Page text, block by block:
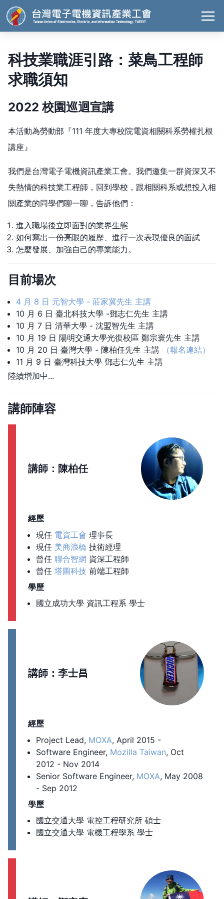
科技業職涯引路：菜鳥工程師
求職須知
2022 校園巡迴宣講
本活動為勞動部『111 年度大專校院電資相關科系勞權扎根
講座』
我們是台灣電子電機資訊產業工會。我們邀集一群資深又不
失熱情的科技業工程師，回到學校，跟相關科系或想投入相
關產業的同學們聊一聊，告訴他們：
進入職場後立即面對的業界生態
如何寫出一份亮眼的履歷、進行一次表現優良的面試
怎麼發展、加強自己的專業能力。
目前場次
4 月 8 日 元智大學 - 莊家冀先生 主講
10 月 6 日 臺北科技大學 -鄧志仁先生 主講
10 月 7 日 清華大學 - 沈盟智先生 主講
10 月 19 日 陽明交通大學光復校區 鄭宗寰先生 主講
10 月 20 日 臺灣大學 - 陳柏任先生 主講
（報名連結）
11 月 9 日 臺灣科技大學 鄧志仁先生 主講
陸續增加中...
講師陣容
講師：陳柏任
經歷
現任 電資工會 理事長
現任 美商浪橋 技術經理
曾任 聯合智網 資深工程師
曾任 塔圖科技 前端工程師
學歷
國立成功大學 資訊工程系 學士
講師：李士昌
經歷
Project Lead, MOXA, April 2015 -
Software Engineer, Mozilla Taiwan, Oct
2012 - Nov 2014
Senior Software Engineer, MOXA, May 2008
- Sep 2012
學歷
國立交通大學 電控工程研究所 碩士
國立交通大學 電機工程學系 學士